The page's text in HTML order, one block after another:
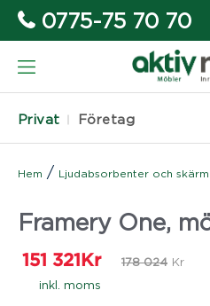
0775-75 70 70
Privat Företag
Hem / Ljudabsorbenter och
Framery One,
151 321 Kr
inkl. moms
178 024 Kr